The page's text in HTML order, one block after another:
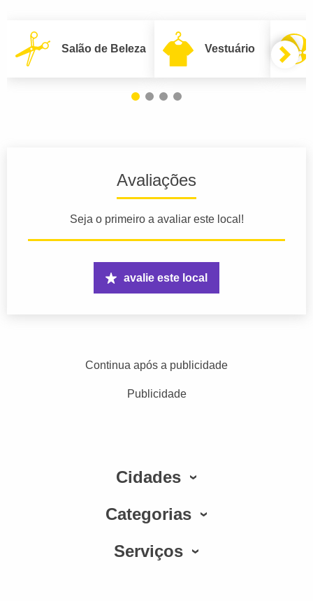
Salão de Beleza Vestuário
Avaliações
Seja o primeiro a avaliar este local!
avalie este local
Continua após a publicidade
Publicidade
Cidades
Categorias
Serviços